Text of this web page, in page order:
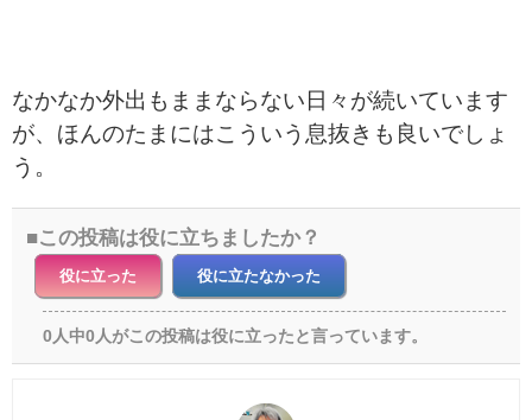
なかなか外出もままならない日々が続いています
が、ほんのたまにはこういう息抜きも良いでしょ
う。
この投稿は役に立ちましたか？
役に立った 役に立たなかった
0人中0人がこの投稿は役に立ったと言っています。